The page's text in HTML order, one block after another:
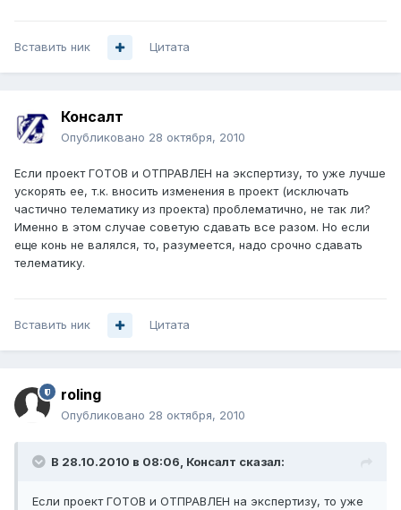
Вставить ник Цитата
Консалт
Опубликовано 28 октября, 2010
Если проект ГОТОВ и ОТПРАВЛЕН на экспертизу, то уже лучше
ускорять ее, т.к. вносить изменения в проект (исключать
частично телематику из проекта) проблематично, не так ли?
Именно в этом случае советую сдавать все разом. Но если
еще конь не валялся, то, разумеется, надо срочно сдавать
телематику.
Вставить ник Цитата
roling
Опубликовано 28 октября, 2010
В 28.10.2010 в 08:06, Консалт сказал:
Если проект ГОТОВ и ОТПРАВЛЕН на экспертизу, то уже